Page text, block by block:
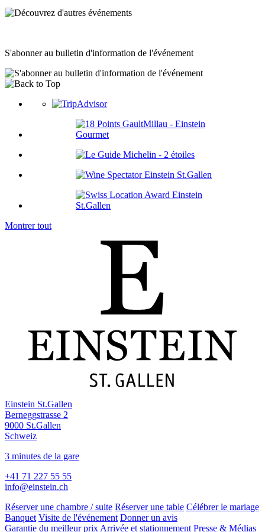
S'abonner au bulletin d'information de l'événement
Montrer tout
Einstein St.Gallen
Berneggstrasse 2
9000 St.Gallen
Schweiz
3 minutes de la gare
+41 71 227 55 55
info@einstein.ch
Réserver une chambre / suite Réserver une table Célébrer le mariage
Banquet Visite de l'événement Donner un avis
Garantie du meilleur prix Arrivée et stationnement Presse & Médias